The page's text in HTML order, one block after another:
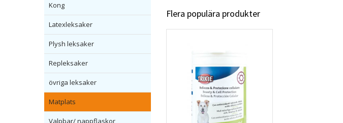
Kong
Latexleksaker
Plysh leksaker
Repleksaker
övriga leksaker
Matplats
Flera populära produkter